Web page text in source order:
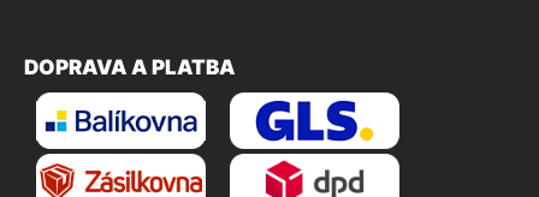
DOPRAVA A PLATBA